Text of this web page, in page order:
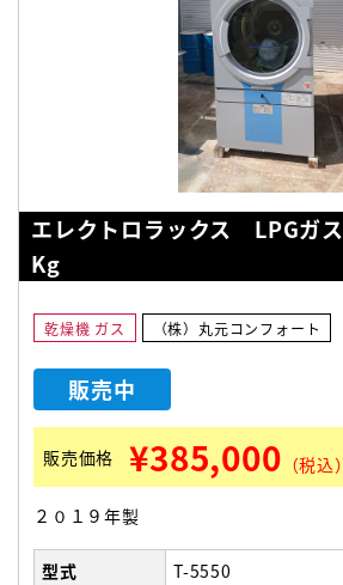
エレクトロラックス LPGガ
Kg
乾燥機 ガス （株）丸元コンフォート
販売中
販売価格 ¥385,000 （税込）
２０１９年製
型式
T-5550